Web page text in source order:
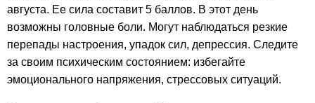
августа. Ее сила составит 5 баллов. В этот день
возможны головные боли. Могут наблюдаться резкие
перепады настроения, упадок сил, депрессия. Следите
за своим психическим состоянием: избегайте
эмоционального напряжения, стрессовых ситуаций.